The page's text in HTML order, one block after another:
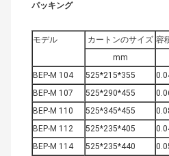
パッキング
モデル カートンのサイズ 容
mm
BEP-M 104
525*215*355
BEP-M 107
525*290*455
BEP-M 110
525*345*455
BEP-M 112
525*235*405
BEP-M 114
525*235*440